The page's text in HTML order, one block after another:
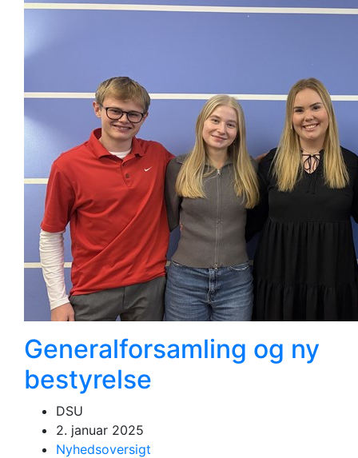
Generalforsamling og ny
bestyrelse
DSU
2. januar 2025
Nyhedsoversigt